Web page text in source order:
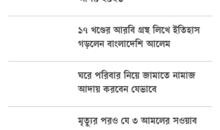
১৭ খণ্ডের আরবি গ্রন্থ লিখে ইতিহাস
গড়লেন বাংলাদেশি আলেম
ঘরে পরিবার নিয়ে জামাতে নামাজ
আদায় করবেন যেভাবে
মৃত্যুর পরও যে ৩ আমলের সওয়াব